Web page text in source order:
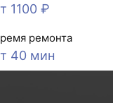
1100 ₽
ремонта
40 мин